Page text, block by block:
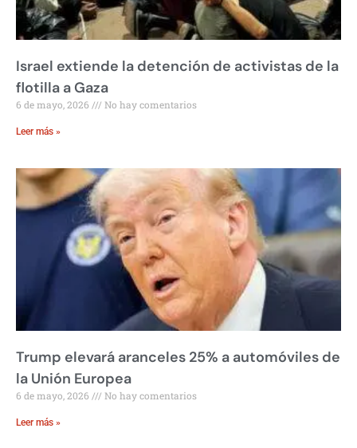
Israel extiende la detención de activistas de la
flotilla a Gaza
6 de mayo, 2026 No hay comentarios
Leer más »
Trump elevará aranceles 25% a automóviles de
la Unión Europea
6 de mayo, 2026 No hay comentarios
Leer más »